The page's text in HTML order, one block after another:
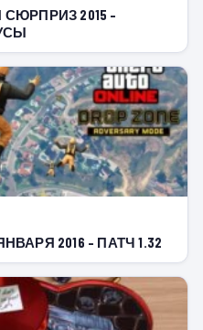
СЮРПРИЗ 2015 –
2016 – ПАТЧ 1.32